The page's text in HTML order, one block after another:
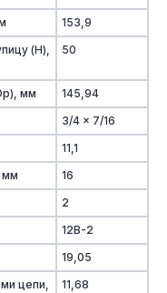
153,9
(H),
50
мм
145,94
3/4 x 7/16
11,1
мм
16
2
12B-2
19,05
цепи,
11,68